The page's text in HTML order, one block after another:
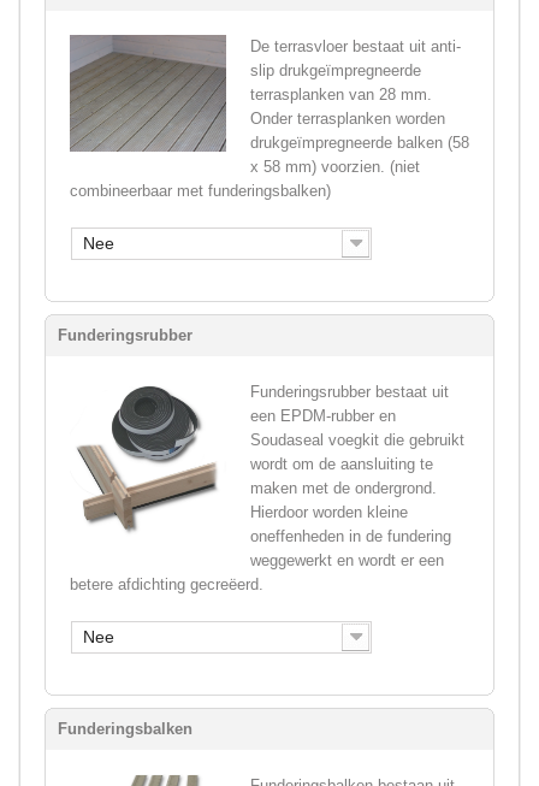
De terrasvloer bestaat uit anti-
slip drukgeïmpregneerde
terrasplanken van 28 mm.
Onder terrasplanken worden
drukgeïmpregneerde balken (58
x 58 mm) voorzien. (niet
combineerbaar met funderingsbalken)
Nee
Funderingsrubber
Funderingsrubber bestaat uit
een EPDM-rubber en
Soudaseal voegkit die gebruikt
wordt om de aansluiting te
maken met de ondergrond.
Hierdoor worden kleine
oneffenheden in de fundering
weggewerkt en wordt er een
betere afdichting gecreëerd.
Nee
Funderingsbalken